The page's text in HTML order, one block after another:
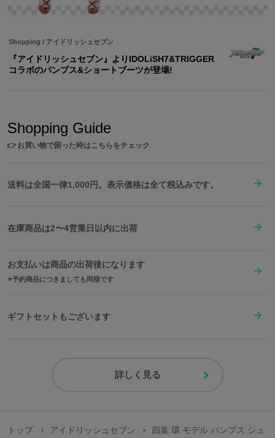
Shopping / アイドリッシュセブン
『アイドリッシュセブン』よりIDOLiSH7&TRIGGER
コラボのパンプス&ショートブーツが登場!
Shopping Guide
👉お買い物で困った時はこちらをチェック
送料は全国一律1,000円。表示価格は全て税込みです。
在庫商品は2〜4営業日以内に出荷
お支払いは商品の出荷後になります
予約商品につきましても同様です
ギフトセットもございます
詳しく見る
トップ アイドリッシュセブン
四葉 環 モデル パンプス シュ